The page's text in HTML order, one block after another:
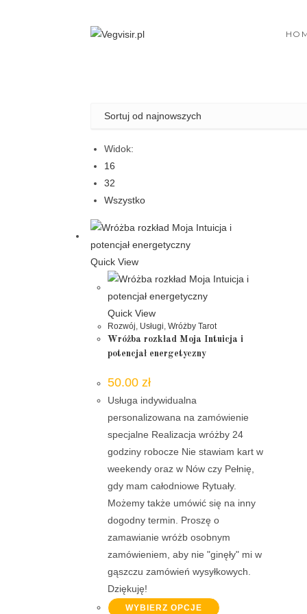
Widok:
16
32
Wszystko
Quick View
Quick View
Rozwój, Usługi, Wróżby Tarot
Wróżba rozkład Moja Intuicja i
potencjał energetyczny
50.00 zł
Usługa indywidualna
personalizowana na zamówienie
specjalne Realizacja wróżby 24
godziny robocze Nie stawiam kart w
weekendy oraz w Nów czy Pełnię,
gdy mam całodniowe Rytuały.
Możemy także umówić się na inny
dogodny termin. Proszę o
zamawianie wróżb osobnym
zamówieniem, aby nie "ginęły" mi w
gąszczu zamówień wysyłkowych.
Dziękuję!
WYBIERZ OPCJE